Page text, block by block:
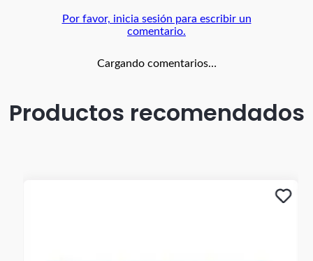
Por favor, inicia sesión para escribir un
comentario.
Cargando comentarios…
Productos recomendados